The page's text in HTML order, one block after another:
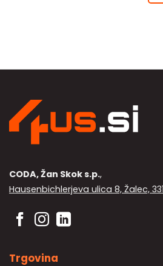
CODA, Žan Skok s.p.,
Hausenbichlerjeva ulica 8, Žalec,
Trgovina